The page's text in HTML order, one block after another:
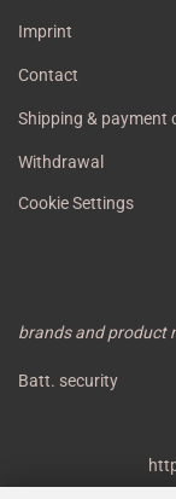
Imprint
Contact
Shipping & payment
Withdrawal
Cookie Settings
brands and product
Batt. security